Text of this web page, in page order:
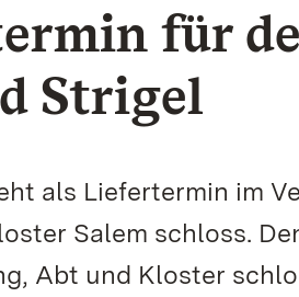
für
Strigel
als Liefertermin im
Salem schloss.
Abt und Kloster